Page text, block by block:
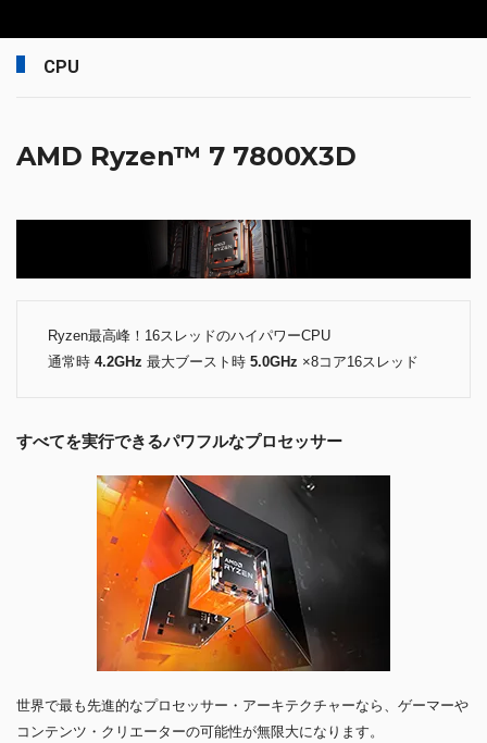
CPU
AMD Ryzen™ 7 7800X3D
Ryzen最高峰！16スレッドのハイパワーCPU
通常時 4.2GHz 最大ブースト時 5.0GHz ×8コア16スレッド
すべてを実行できるパワフルなプロセッサー
世界で最も先進的なプロセッサー・アーキテクチャーなら、ゲーマーや
コンテンツ・クリエーターの可能性が無限大になります。